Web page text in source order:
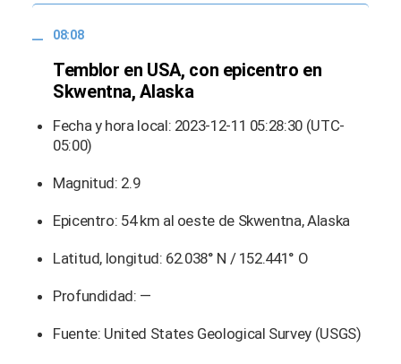
08:08
Temblor en USA, con epicentro en
Skwentna, Alaska
Fecha y hora local: 2023-12-11 05:28:30 (UTC-
05:00)
Magnitud: 2.9
Epicentro: 54 km al oeste de Skwentna, Alaska
Latitud, longitud: 62.038° N / 152.441° O
Profundidad: —
Fuente: United States Geological Survey (USGS)